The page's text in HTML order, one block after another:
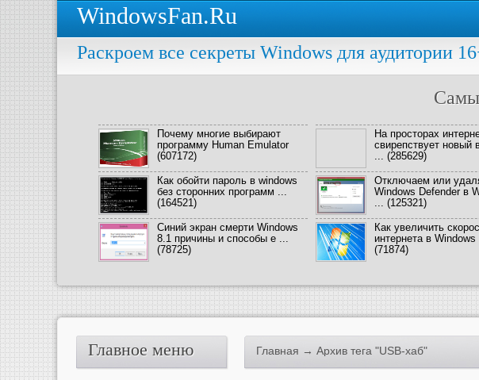
WindowsFan.Ru
Раскроем все секреты Windows для аудитории
Почему многие выбирают
программу Human Emulator
(607172)
На просторах
свирепствует новый
... (285629)
Как обойти пароль в windows
без сторонних программ ...
(164521)
Отключаем или
Windows Defender в
... (125321)
Синий экран смерти Windows
8.1 причины и способы е ...
(78725)
Как увеличить
интернета в Windows
(71874)
Главная → Архив тега "USB-хаб"
Главное меню